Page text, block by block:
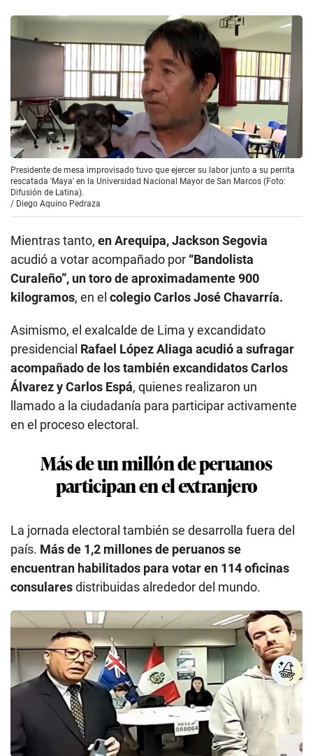
Presidente de mesa improvisado tuvo que ejercer su labor junto a su perrita
rescatada 'Maya' en la Universidad Nacional Mayor de San Marcos (Foto:
Difusión de Latina).
/ Diego Aquino Pedraza
Mientras tanto, en Arequipa, Jackson Segovia
acudió a votar acompañado por “Bandolista
Curaleño”, un toro de aproximadamente 900
kilogramos, en el colegio Carlos José Chavarría.
Asimismo, el exalcalde de Lima y excandidato
presidencial Rafael López Aliaga acudió a sufragar
acompañado de los también excandidatos Carlos
Álvarez y Carlos Espá, quienes realizaron un
llamado a la ciudadanía para participar activamente
en el proceso electoral.
Más de un millón de peruanos
participan en el extranjero
La jornada electoral también se desarrolla fuera del
país. Más de 1,2 millones de peruanos se
encuentran habilitados para votar en 114 oficinas
consularesdistribuidas alrededor del mundo.